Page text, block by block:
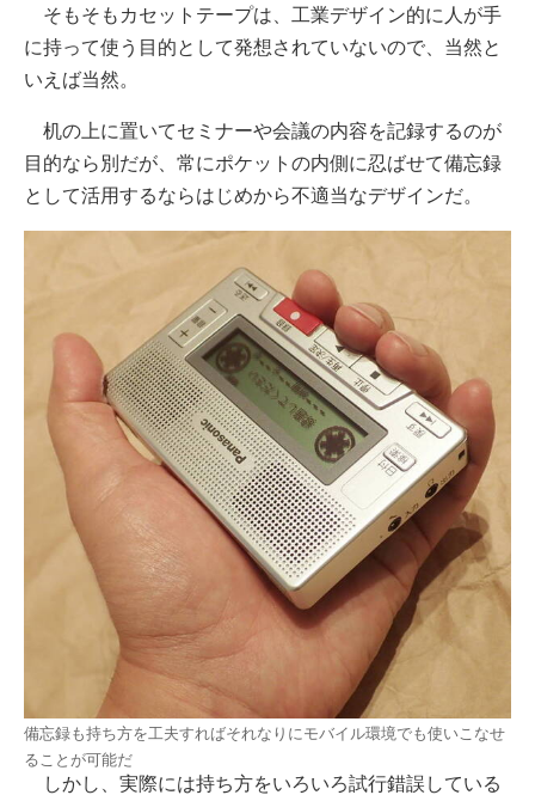
そもそもカセットテープは、工業デザイン的に人が手
に持って使う目的として発想されていないので、当然と
いえば当然。
机の上に置いてセミナーや会議の内容を記録するのが
目的なら別だが、常にポケットの内側に忍ばせて備忘録
として活用するならはじめから不適当なデザインだ。
備忘録も持ち方を工夫すればそれなりにモバイル環境でも使いこなせ
ることが可能だ
しかし、実際には持ち方をいろいろ試行錯誤している